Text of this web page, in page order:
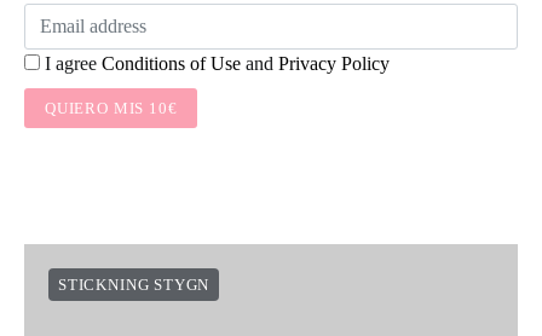
I agree Conditions of Use and Privacy Policy
QUIERO MIS 10€
STICKNING STYGN